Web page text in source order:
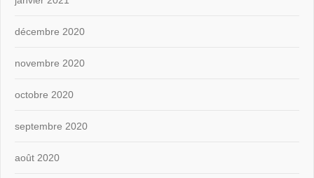
décembre 2020
novembre 2020
octobre 2020
septembre 2020
août 2020